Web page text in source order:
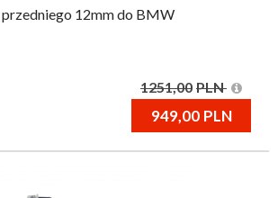
przedniego 12mm do BMW
1251,00 PLN
949,00 PLN